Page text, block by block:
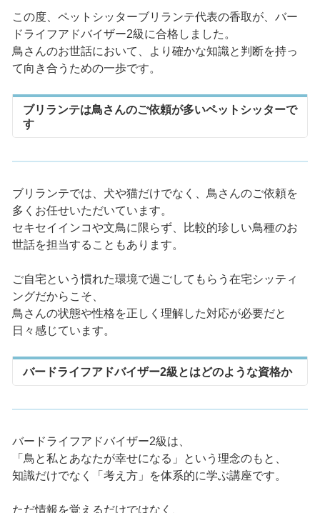
この度、ペットシッターブリランテ代表の香取が、バー
ドライフアドバイザー2級に合格しました。
鳥さんのお世話において、より確かな知識と判断を持っ
て向き合うための一歩です。
ブリランテは鳥さんのご依頼が多いペットシッターで
す
ブリランテでは、犬や猫だけでなく、鳥さんのご依頼を
多くお任せいただいています。
セキセイインコや文鳥に限らず、比較的珍しい鳥種のお
世話を担当することもあります。
ご自宅という慣れた環境で過ごしてもらう在宅シッティ
ングだからこそ、
鳥さんの状態や性格を正しく理解した対応が必要だと
日々感じています。
バードライフアドバイザー2級とはどのような資格か
バードライフアドバイザー2級は、
「鳥と私とあなたが幸せになる」という理念のもと、
知識だけでなく「考え方」を体系的に学ぶ講座です。
ただ情報を覚えるだけではなく、